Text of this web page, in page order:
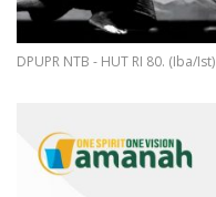
DPUPR NTB - HUT RI 80. (Iba/Ist)